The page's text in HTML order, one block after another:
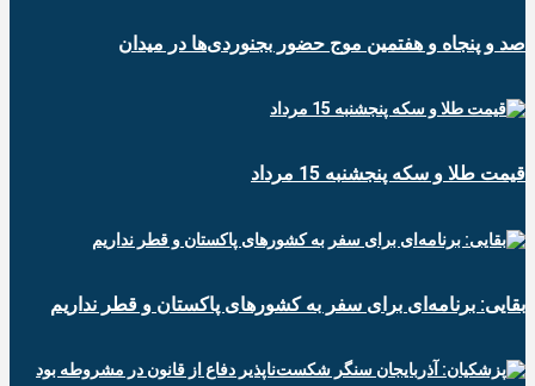
صد و پنجاه و هفتمین موج حضور بجنوردی‌ها در میدان
قیمت طلا و سکه پنجشنبه 15 مرداد
بقایی: برنامه‌ای برای سفر به کشورهای پاکستان و قطر نداریم